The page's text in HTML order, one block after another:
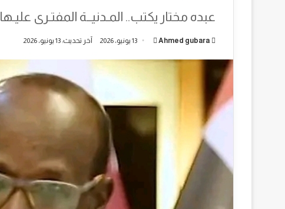
عبده مختار يكتب.. المـدنيــة المفتـرى عليـها
Ahmed gubara
أرسل13 يونيو، 2026 آخر تحديث: 13 يونيو، 2026